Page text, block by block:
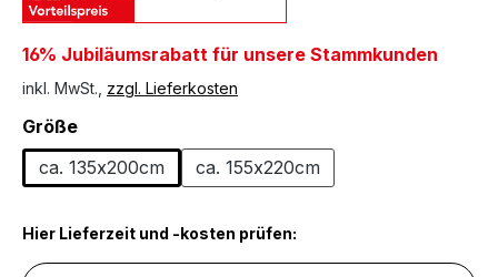
16% Jubiläumsrabatt für unsere Stammkunden
inkl. MwSt., zzgl. Lieferkosten
Größeauswählen
ca. 135x200cm
ca. 155x220cm
Hier Lieferzeit und -kosten prüfen: